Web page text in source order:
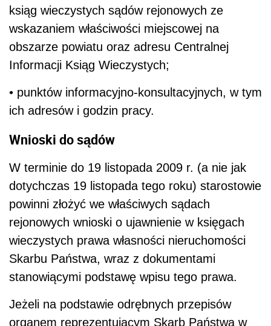
ksiąg wieczystych sądów rejonowych ze
wskazaniem właściwości miejscowej na
obszarze powiatu oraz adresu Centralnej
Informacji Ksiąg Wieczystych;
• punktów informacyjno-konsultacyjnych, w tym
ich adresów i godzin pracy.
Wnioski do sądów
W terminie do 19 listopada 2009 r. (a nie jak
dotychczas 19 listopada tego roku) starostowie
powinni złożyć we właściwych sądach
rejonowych wnioski o ujawnienie w księgach
wieczystych prawa własności nieruchomości
Skarbu Państwa, wraz z dokumentami
stanowiącymi podstawę wpisu tego prawa.
Jeżeli na podstawie odrębnych przepisów
organem reprezentującym Skarb Państwa w